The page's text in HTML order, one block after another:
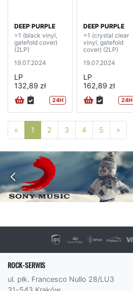
DEEP PURPLE
=1 (black vinyl,
gatefold cover)
(2LP)
19.07.2024
LP
132,89 zł
24H
DEEP PURPLE
=1 (crystal clear
vinyl, gatefold
cover) (2LP)
19.07.2024
LP
162,89 zł
24H
« Poprzednia strona
1 2 3 4 5 »
ROCK-SERWIS
ul. płk. Francesco Nullo 28/LU3